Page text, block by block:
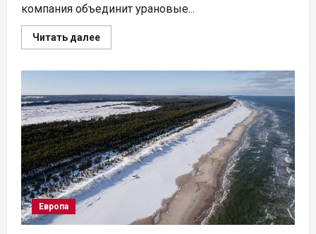
компания объединит урановые...
Читать далееПрочитать
больше
создадут
в
США
компанию
для
добычи
урана
из
руды
и
отходов
Европа